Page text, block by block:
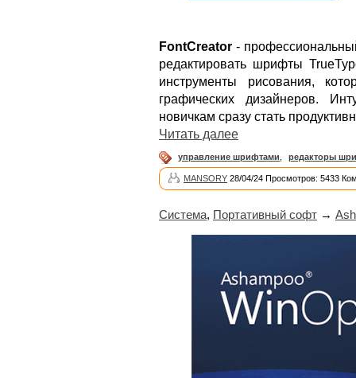
FontCreator -
редактировать шрифты
инструменты рисования,
графических дизайнеров.
новичкам сразу стать
Читать далее
управление шрифтами редакторы
MANSORY 28/04/24 Просмотров: 5433
Система, Портативный софт →